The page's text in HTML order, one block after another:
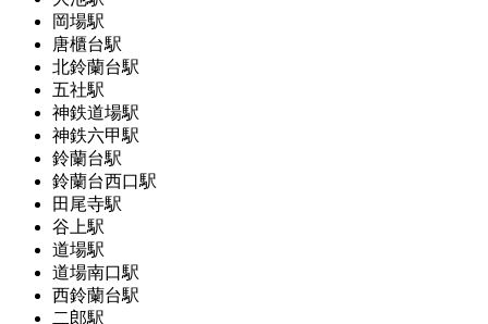
岡場駅
唐櫃台駅
北鈴蘭台駅
五社駅
神鉄道場駅
神鉄六甲駅
鈴蘭台駅
鈴蘭台西口駅
田尾寺駅
谷上駅
道場駅
道場南口駅
西鈴蘭台駅
二郎駅